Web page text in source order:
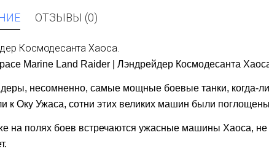
ОТЗЫВЫ (0)
Космодесанта Хаоса.
Marine Land Raider | Лэндрейдер Космодесанта
несомненно, самые мощные боевые танки, когда-
к Оку Ужаса, сотни этих великих машин были
на полях боев встречаются ужасные машины Хаоса,